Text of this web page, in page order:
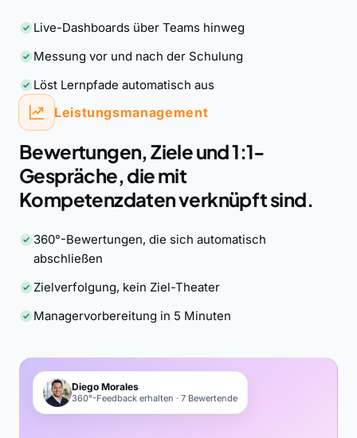
Live-Dashboards über Teams hinweg
Messung vor und nach der Schulung
Löst Lernpfade automatisch aus
Leistungsmanagement
Bewertungen, Ziele und 1:1-
Gespräche, die mit
Kompetenzdaten verknüpft sind.
360°-Bewertungen, die sich automatisch
abschließen
Zielverfolgung, kein Ziel-Theater
Managervorbereitung in 5 Minuten
Diego Morales
360°-Feedback erhalten · 7 Bewertende